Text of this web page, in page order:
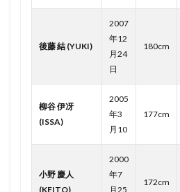
後藤 結 (YUKI)
2007
年12
月24
日
180cm
柳谷 伊冴
(ISSA)
2005
年3
月10
177cm
小野 慶人
(KEITO)
2000
年7
月25
172cm